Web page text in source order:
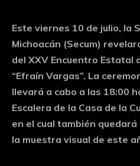
Este viernes 10 de julio, la
Michoacán (Secum)
del XXV Encuentro Estatal
“Efraín Vargas”. La
llevará a cabo a las 18:00
Escalera de la Casa de la
en el cual también
la muestra visual de este